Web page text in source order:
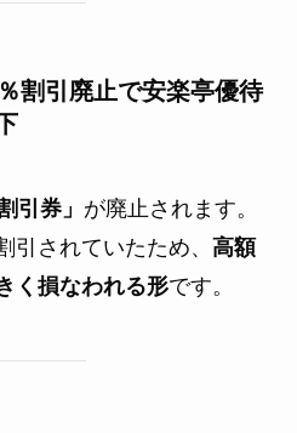
割引廃止で安楽亭優待
引券」 が廃止されます。
引されていたため、 高額
く損なわれる形です。